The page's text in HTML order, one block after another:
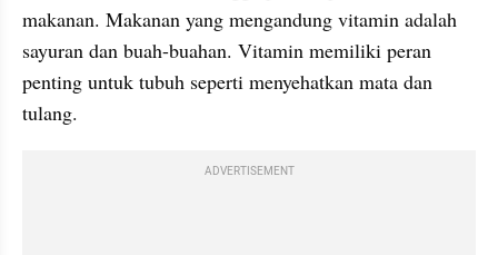
makanan. Makanan yang mengandung vitamin adalah
sayuran dan buah-buahan. Vitamin memiliki peran
penting untuk tubuh seperti menyehatkan mata dan
tulang.
ADVERTISEMENT